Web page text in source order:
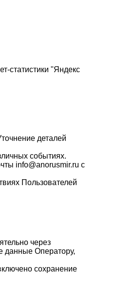
статистики "Яндекс
деталей
событиях.
info@anorusmir.ru с
Пользователей
через
данные Оператору,
сохранение